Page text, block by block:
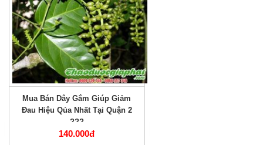
Mua Bán Dây Gắm Giúp Giảm
Đau Hiệu Qủa Nhất Tại Quận 2
???
140.000đ